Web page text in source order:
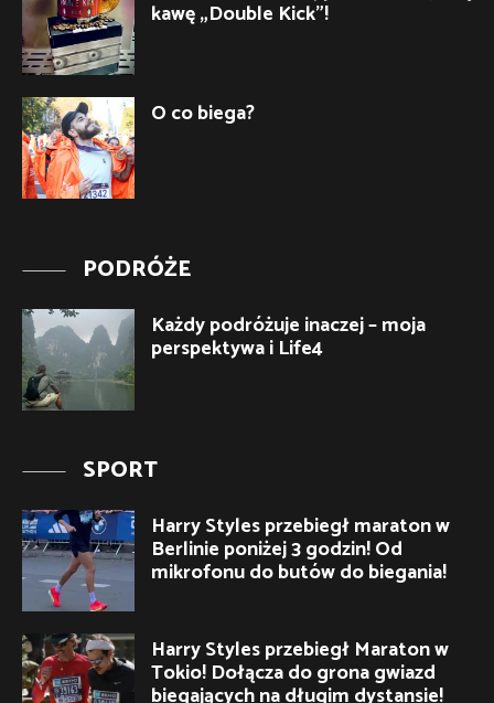
kawę „Double Kick”!
O co biega?
PODRÓŻE
Każdy podróżuje inaczej – moja
perspektywa i Life4
SPORT
Harry Styles przebiegł maraton w
Berlinie poniżej 3 godzin! Od
mikrofonu do butów do biegania!
Harry Styles przebiegł Maraton w
Tokio! Dołącza do grona gwiazd
biegających na długim dystansie!